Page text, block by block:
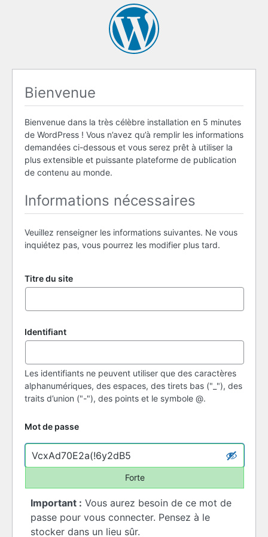
Bienvenue
Bienvenue dans la très célèbre installation en 5 minutes
de WordPress ! Vous n’avez qu’à remplir les informations
demandées ci-dessous et vous serez prêt à utiliser la
plus extensible et puissante plateforme de publication
de contenu au monde.
Informations nécessaires
Veuillez renseigner les informations suivantes. Ne vous
inquiétez pas, vous pourrez les modifier plus tard.
Titre du site
Identifiant
Les identifiants ne peuvent utiliser que des caractères
alphanumériques, des espaces, des tirets bas ("_"), des
traits d’union ("-"), des points et le symbole @.
Mot de passe
Forte
Important : Vous aurez besoin de ce mot de
passe pour vous connecter. Pensez à le
stocker dans un lieu sûr.